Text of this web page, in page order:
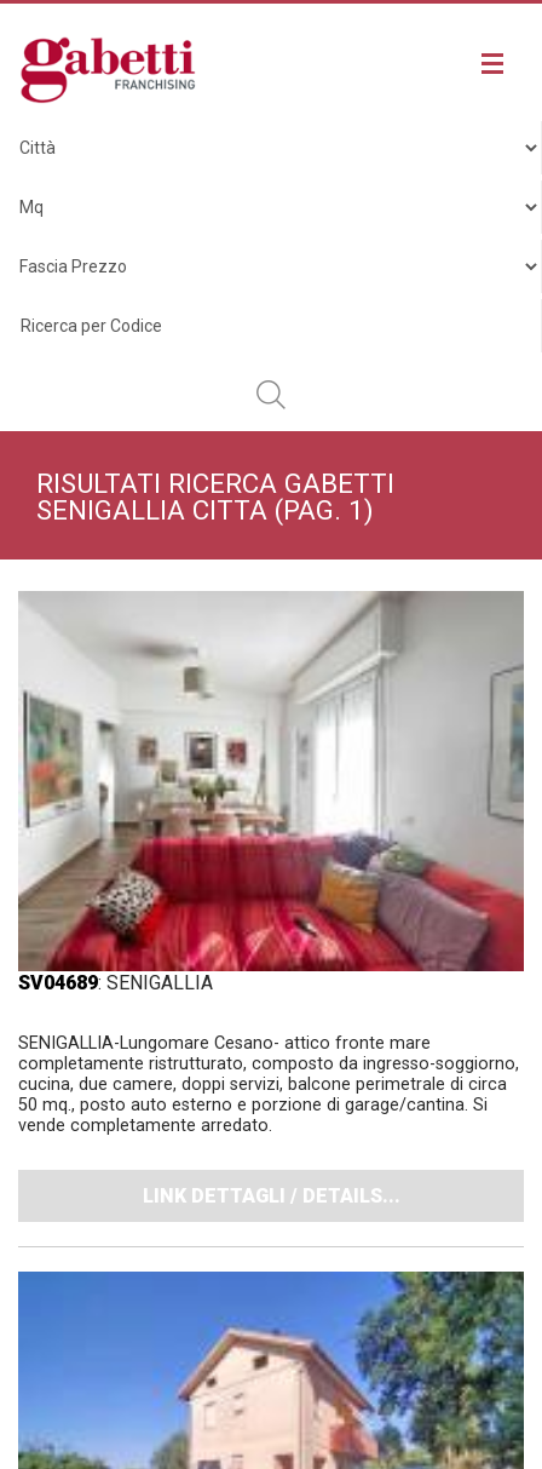
RISULTATI RICERCA GABETTI
SENIGALLIA CITTA (PAG. 1)
SV04689: SENIGALLIA
SENIGALLIA-Lungomare Cesano- attico fronte mare
completamente ristrutturato, composto da ingresso-soggiorno,
cucina, due camere, doppi servizi, balcone perimetrale di circa
50 mq., posto auto esterno e porzione di garage/cantina. Si
vende completamente arredato.
LINK DETTAGLI / DETAILS...